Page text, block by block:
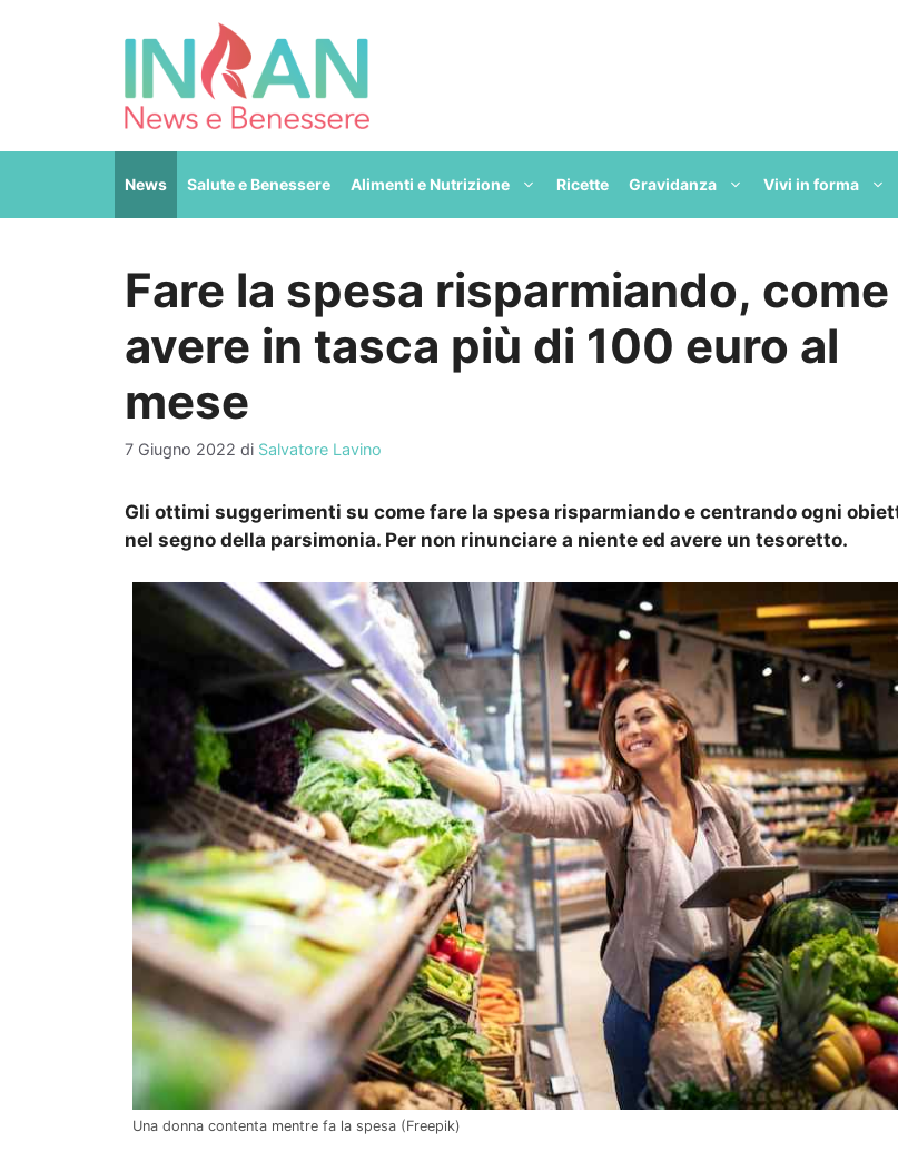
News Salute e Benessere Alimenti e Nutrizione Ricette Gravidanza Vivi in forma
Fare la spesa risparmiando, come
avere in tasca più di 100 euro al
mese
7 Giugno 2022 di Salvatore Lavino
Gli ottimi suggerimenti su come fare la spesa risparmiando e centrando ogni
nel segno della parsimonia. Per non rinunciare a niente ed avere un tesoretto.
Una donna contenta mentre fa la spesa (Freepik)